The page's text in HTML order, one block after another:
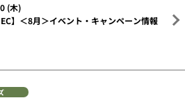
(木)
EC】＜8月＞イベント・キャンペーン情報